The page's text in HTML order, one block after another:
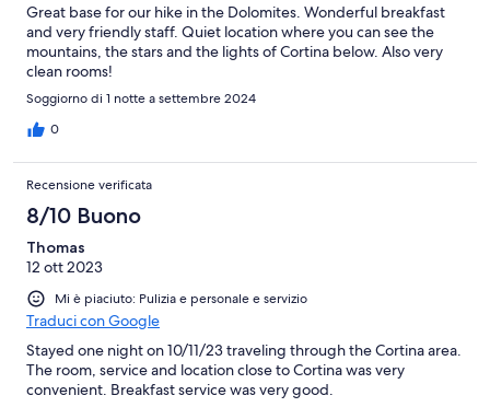
Great base for our hike in the Dolomites. Wonderful breakfast
and very friendly staff. Quiet location where you can see the
mountains, the stars and the lights of Cortina below. Also very
clean rooms!
Soggiorno di 1 notte a settembre 2024
0
Recensione verificata
8/10 Buono
Thomas
12 ott 2023
Mi è piaciuto: Pulizia e personale e servizio
Traduci con Google
Stayed one night on 10/11/23 traveling through the Cortina area.
The room, service and location close to Cortina was very
convenient. Breakfast service was very good.